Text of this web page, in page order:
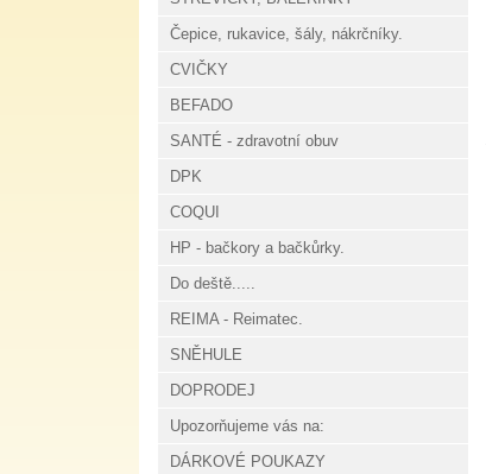
Čepice, rukavice, šály, nákrčníky.
CVIČKY
BEFADO
SANTÉ - zdravotní obuv
DPK
COQUI
HP - bačkory a bačkůrky.
Do deště.....
REIMA - Reimatec.
SNĚHULE
DOPRODEJ
Upozorňujeme vás na:
DÁRKOVÉ POUKAZY